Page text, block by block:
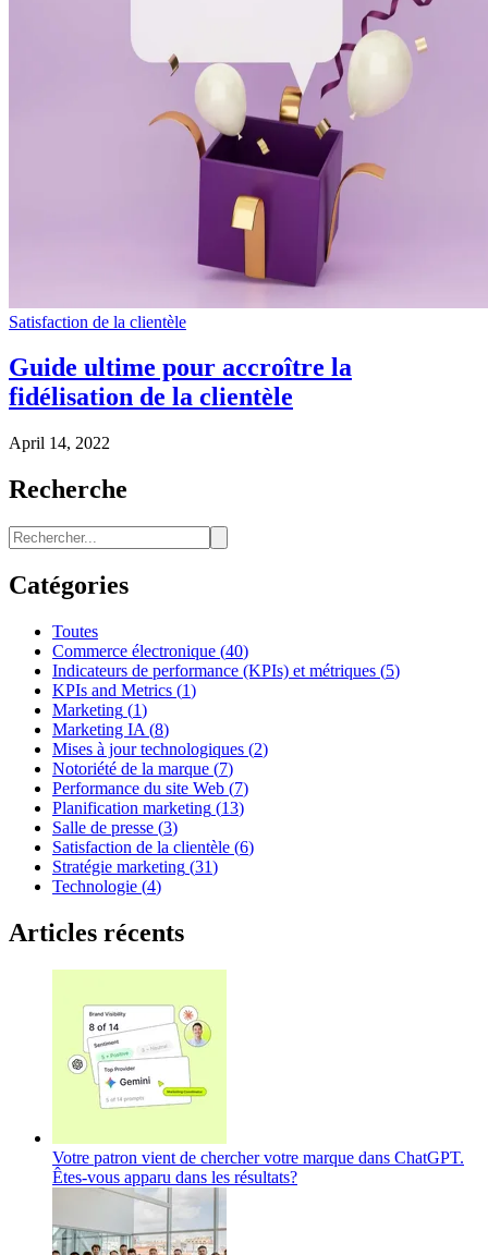
Satisfaction de la clientèle
Guide ultime pour accroître la
fidélisation de la clientèle
April 14, 2022
Recherche
Catégories
Toutes
Commerce électronique (40)
Indicateurs de performance (KPIs) et métriques (5)
KPIs and Metrics (1)
Marketing (1)
Marketing IA (8)
Mises à jour technologiques (2)
Notoriété de la marque (7)
Performance du site Web (7)
Planification marketing (13)
Salle de presse (3)
Satisfaction de la clientèle (6)
Stratégie marketing (31)
Technologie (4)
Articles récents
Votre patron vient de chercher votre marque dans ChatGPT.
Êtes-vous apparu dans les résultats?